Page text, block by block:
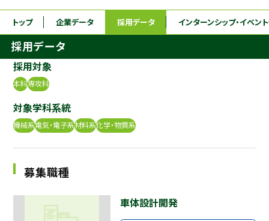
高専OBOGをさがす
高専プラスセミナー
高専生コミュニティ
めもらす
本科5年生・専攻科2年生向け
トップ 企業データ 採用データ インターンシップ・イベン
採用データ
採用対象
本科専攻科
対象学科系統
機械系電気・電子系材料系化学・物質系
募集職種
車体設計開発